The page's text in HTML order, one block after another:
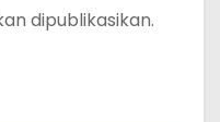
dipublikasikan.